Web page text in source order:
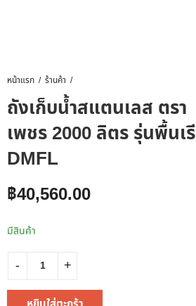
หน้าแรก ร้านค้า
ถังเก็บน้ำสแตนเลส ตรา
เพชร 2000 ลิตร รุ่นพื้นเ
DMFL
฿40,560.00
มีสินค้า